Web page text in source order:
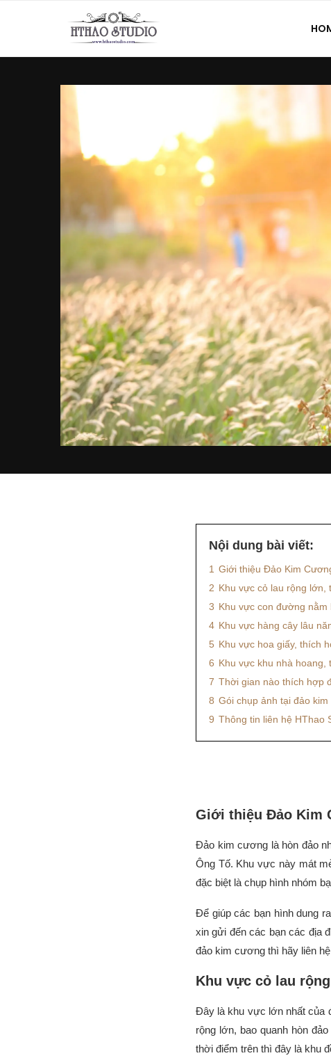
Nội dung bài viết:
1 Giới thiệu Đảo Kim
2 Khu vực cỏ lau rộng
3 Khu vực con đường
4 Khu vực hàng cây lâu
5 Khu vực hoa giấy, thích
6 Khu vực khu nhà
7 Thời gian nào thích hợp
8 Gói chụp ảnh tại đảo
9 Thông tin liên hệ HThao
Giới thiệu Đảo Kim
Đảo kim cương là hòn đảo
Ông Tố. Khu vực này mát
đặc biệt là chụp hình nhóm
Để giúp các bạn hình dung
xin gửi đến các bạn các địa
đảo kim cương thì hãy liên
Khu vực cỏ lau
Đây là khu vực lớn nhất của
rộng lớn, bao quanh hòn
thời điểm trên thì đây là khu